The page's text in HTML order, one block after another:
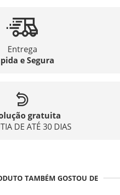
Entrega
e Segura
gratuita
DE ATÉ 30 DIAS
TAMBÉM GOSTOU DE